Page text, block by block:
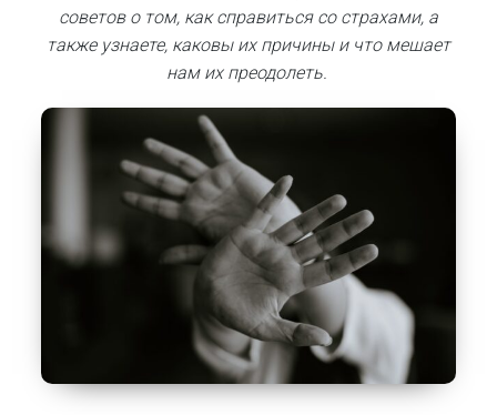
советов о том, как справиться со страхами, а
также узнаете, каковы их причины и что мешает
нам их преодолеть.